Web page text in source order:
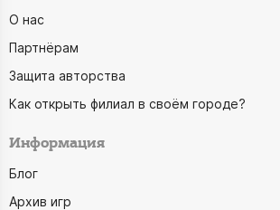
О нас
Партнёрам
Защита авторства
Как открыть филиал в своём городе?
Информация
Блог
Архив игр